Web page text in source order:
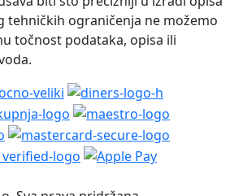
tehničkih ograničenja ne možemo
točnost podataka, opisa ili